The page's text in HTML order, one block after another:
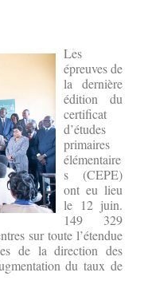
Les
épreuves de
la dernière
édition du
certificat
d’études
primaires
élémentaire
s (CEPE)
ont eu lieu
le 12 juin.
149 329
sur toute l’étendue
de la direction des
du taux de